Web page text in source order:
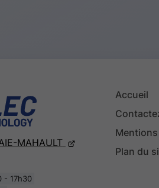
MAHAULT
- 17h30
Accueil
Plan du